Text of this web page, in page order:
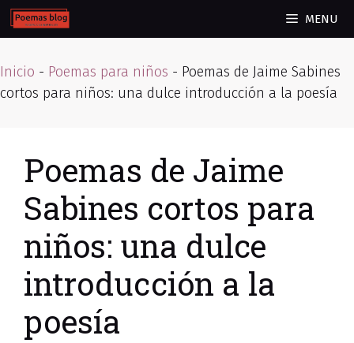
Skip
to
MENU
Inicio - Poemas para niños - Poemas de Jaime Sabines
cortos para niños: una dulce introducción a la poesía
Poemas de Jaime
Sabines cortos para
niños: una dulce
introducción a la
poesía